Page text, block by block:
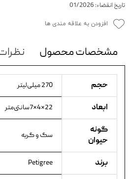
تاریخ انقضاء: 01/2026
افزودن به علاقه مندی ها
مشخصات محصول
حجم 270 میلی‌لیتر
ابعاد 22×4×7سانتی‌متر
گونه
حیوان
سگ و گربه
برند Petigree